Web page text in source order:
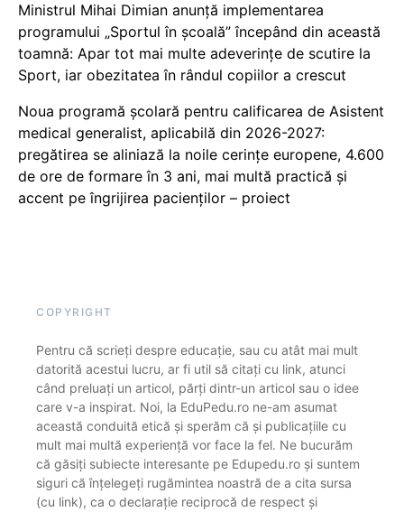
Ministrul Mihai Dimian anunță implementarea
programului „Sportul în școală” începând din această
toamnă: Apar tot mai multe adeverințe de scutire la
Sport, iar obezitatea în rândul copiilor a crescut
Noua programă școlară pentru calificarea de Asistent
medical generalist, aplicabilă din 2026-2027:
pregătirea se aliniază la noile cerințe europene, 4.600
de ore de formare în 3 ani, mai multă practică și
accent pe îngrijirea pacienților – proiect
COPYRIGHT
Pentru că scrieți despre educație, sau cu atât mai mult
datorită acestui lucru, ar fi util să citați cu link, atunci
când preluați un articol, părți dintr-un articol sau o idee
care v-a inspirat. Noi, la EduPedu.ro ne-am asumat
această conduită etică și sperăm că și publicațiile cu
mult mai multă experiență vor face la fel. Ne bucurăm
că găsiți subiecte interesante pe Edupedu.ro și suntem
siguri că înțelegeți rugămintea noastră de a cita sursa
(cu link), ca o declarație reciprocă de respect și